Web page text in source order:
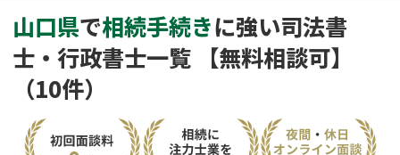
山口県
事務所 1191
件
相談内容で探す
山口県で相続手続きに強い司法書
士・行政書士一覧 【無料相談可】
（10件）